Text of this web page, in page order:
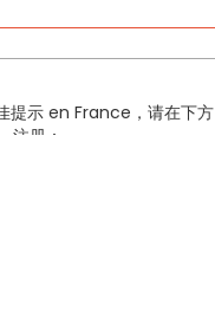
提示 en France，请在下方
注册：